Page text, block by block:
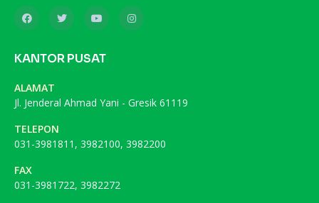
KANTOR PUSAT
ALAMAT
Jl. Jenderal Ahmad Yani - Gresik 61119
TELEPON
031-3981811, 3982100, 3982200
FAX
031-3981722, 3982272